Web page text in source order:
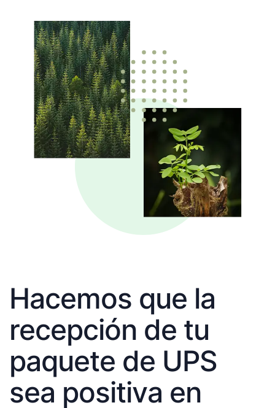
Hacemos que la
recepción de tu
paquete de UPS
sea positiva en